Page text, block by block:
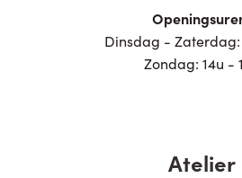
Dinsdag - Zaterdag:
Zondag: 14u -
Atelier